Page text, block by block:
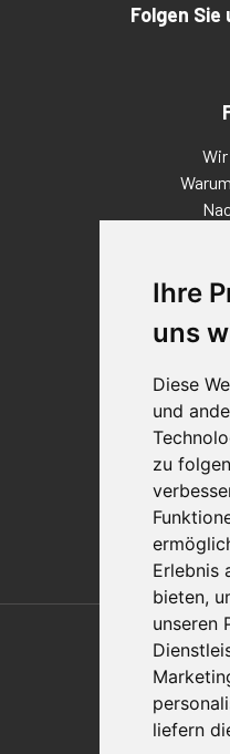
Ihre
uns
Diese
und
zu
Erlebnis
bieten,
unseren
liefern
Wir
Häufig
Folgen Sie
Also